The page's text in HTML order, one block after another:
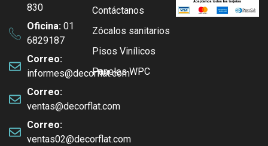
830
Oficina: 01
6829187
Correo:
informes@decorflat.com
Correo:
ventas@decorflat.com
Correo:
ventas02@decorflat.com
Contáctanos
Zócalos sanitarios
Pisos Vinílicos
Paneles WPC